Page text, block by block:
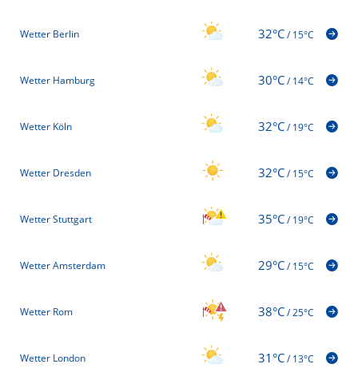
Wetter Berlin 32°C/15°C
Wetter Hamburg 30°C/14°C
Wetter Köln 32°C/19°C
Wetter Dresden 32°C/15°C
Wetter Stuttgart 35°C/19°C
Wetter Amsterdam 29°C/15°C
Wetter Rom 38°C/25°C
Wetter London 31°C/13°C